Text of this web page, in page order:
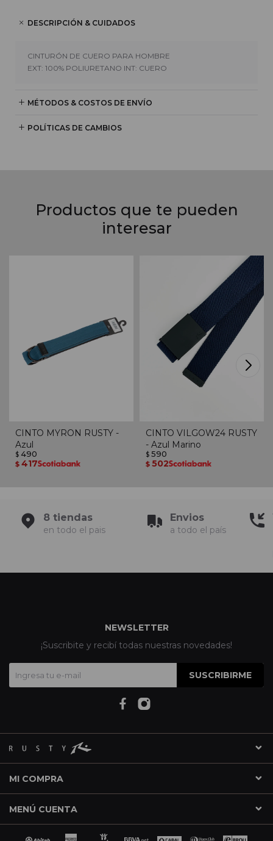
DESCRIPCIÓN & CUIDADOS
CINTURÓN DE CUERO PARA HOMBRE
EXT: 100% POLIURETANO INT: CUERO
MÉTODOS & COSTOS DE ENVÍO
POLÍTICAS DE CAMBIOS
Productos que te pueden
interesar
CINTO MYRON RUSTY -
Azul
$ 490
$ 417
CINTO VILGOW24 RUSTY
- Azul Marino
$ 590
$ 502
8 tiendas
en todo el pais
Envios
a todo el país
MI COMPRA
MENÚ CUENTA
NEWSLETTER
¡Suscribite y recibí todas nuestras novedades!
SUSCRIBIRME